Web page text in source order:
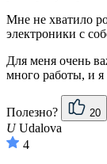
Мне не хватило
электроники с
Для меня очень
много работы, и я
Полезно? 20
UUdalova
4